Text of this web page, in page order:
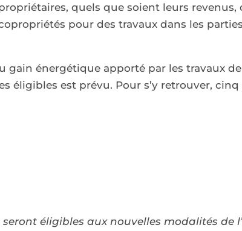
quels que soient leurs revenus,
pour des travaux dans les
gain énergétique apporté par les travaux de
éligibles est prévu. Pour s’y retrouver,
éligibles aux nouvelles modalités de